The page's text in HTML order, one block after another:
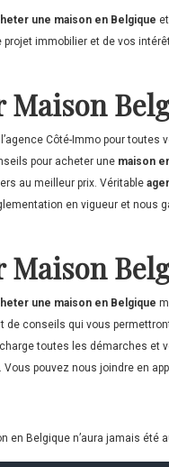
une maison en Belgique
projet immobilier et de vos
Maison
Côté-Immo pour
pour acheter unemaison
au meilleur prix. Véritable
en vigueur et nous
Maison
une maison en Belgique
de conseils qui vous
toutes les démarches et
pouvez nous joindre en
en Belgique n’aura jamais été